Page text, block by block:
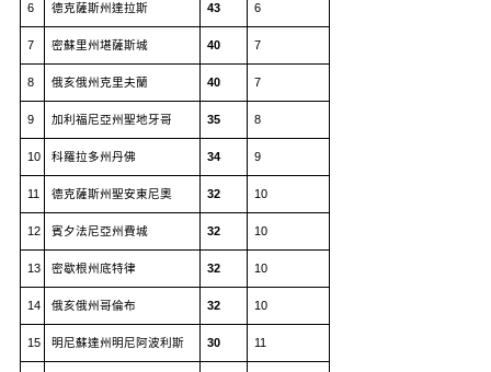
6 德克薩斯州達拉斯 43 6
7 密蘇里州堪薩斯城 40 7
8 俄亥俄州克里夫蘭 40 7
9 加利福尼亞州聖地牙哥 35 8
10 科羅拉多州丹佛 34 9
11 德克薩斯州聖安東尼奧 32 10
12 賓夕法尼亞州費城 32 10
13 密歇根州底特律 32 10
14 俄亥俄州哥倫布 32 10
15 明尼蘇達州明尼阿波利斯 30 11